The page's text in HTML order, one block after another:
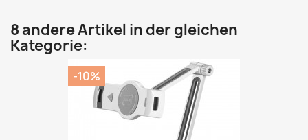
8 andere Artikel in der gleichen
Kategorie:
-10%